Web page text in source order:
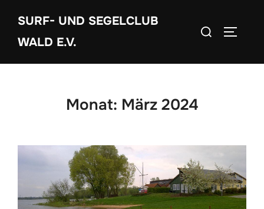
Inhalt
springen
SURF- UND SEGELCLUB
WALD E.V.
Suchen
Monat: März 2024